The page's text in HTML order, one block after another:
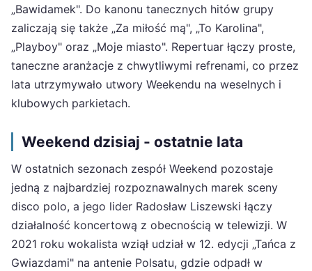
„Bawidamek". Do kanonu tanecznych hitów grupy
zaliczają się także „Za miłość mą", „To Karolina",
„Playboy" oraz „Moje miasto". Repertuar łączy proste,
taneczne aranżacje z chwytliwymi refrenami, co przez
lata utrzymywało utwory Weekendu na weselnych i
klubowych parkietach.
Weekend dzisiaj - ostatnie lata
W ostatnich sezonach zespół Weekend pozostaje
jedną z najbardziej rozpoznawalnych marek sceny
disco polo, a jego lider Radosław Liszewski łączy
działalność koncertową z obecnością w telewizji. W
2021 roku wokalista wziął udział w 12. edycji „Tańca z
Gwiazdami" na antenie Polsatu, gdzie odpadł w